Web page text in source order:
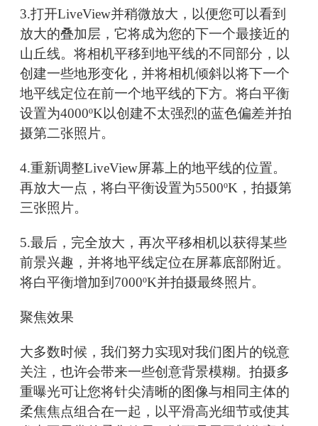
3.打开LiveView并稍微放大，以便您可以看到
放大的叠加层，它将成为您的下一个最接近的
山丘线。将相机平移到地平线的不同部分，以
创建一些地形变化，并将相机倾斜以将下一个
地平线定位在前一个地平线的下方。将白平衡
设置为4000ºK以创建不太强烈的蓝色偏差并拍
摄第二张照片。
4.重新调整LiveView屏幕上的地平线的位置。
再放大一点，将白平衡设置为5500ºK，拍摄第
三张照片。
5.最后，完全放大，再次平移相机以获得某些
前景兴趣，并将地平线定位在屏幕底部附近。
将白平衡增加到7000ºK并拍摄最终照片。
聚焦效果
大多数时候，我们努力实现对我们图片的锐意
关注，也许会带来一些创意背景模糊。拍摄多
重曝光可让您将针尖清晰的图像与相同主体的
柔焦焦点组合在一起，以平滑高光细节或使其